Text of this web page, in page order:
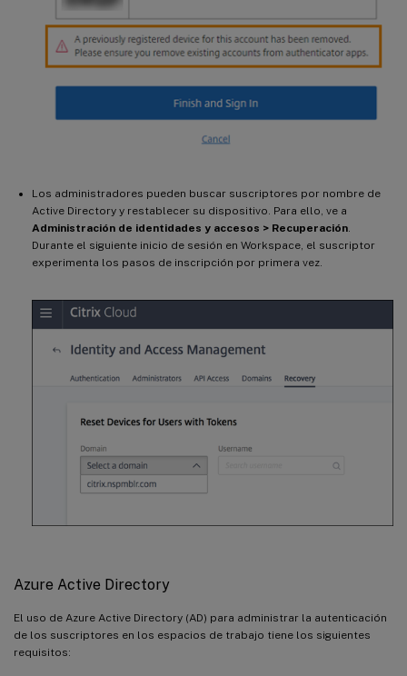
Los administradores pueden buscar suscriptores por nombre de
Active Directory y restablecer su dispositivo. Para ello, ve a
Administración de identidades y accesos > Recuperación.
Durante el siguiente inicio de sesión en Workspace, el suscriptor
experimenta los pasos de inscripción por primera vez.
Azure Active Directory
El uso de Azure Active Directory (AD) para administrar la autenticación
de los suscriptores en los espacios de trabajo tiene los siguientes
requisitos: